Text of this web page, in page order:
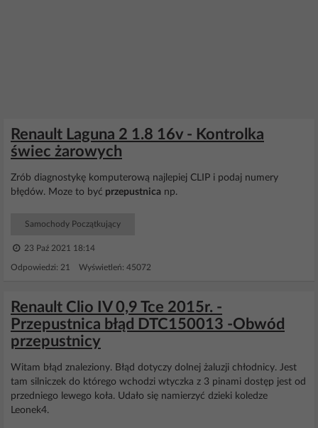
Renault Laguna 2 1.8 16v - Kontrolka
świec żarowych
Zrób diagnostykę komputerową najlepiej CLIP i podaj numery
błędów. Moze to być przepustnica np.
Samochody Początkujący
23 Paź 2021 18:14
Odpowiedzi: 21 Wyświetleń: 45072
Renault Clio IV 0,9 Tce 2015r. -
Przepustnica błąd DTC150013 -Obwód
przepustnicy
Witam błąd znaleziony. Błąd dotyczy dolnej żaluzji chłodnicy. Jest
tam silniczek do którego wchodzi wtyczka z 3 pinami dostęp jest od
przedniego lewego koła. Udało się namierzyć dzieki koledze
Leonek4.